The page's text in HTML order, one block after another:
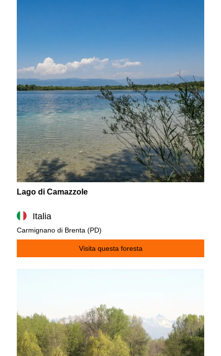
Lago di Camazzole
Italia
Carmignano di Brenta (PD)
Visita questa foresta